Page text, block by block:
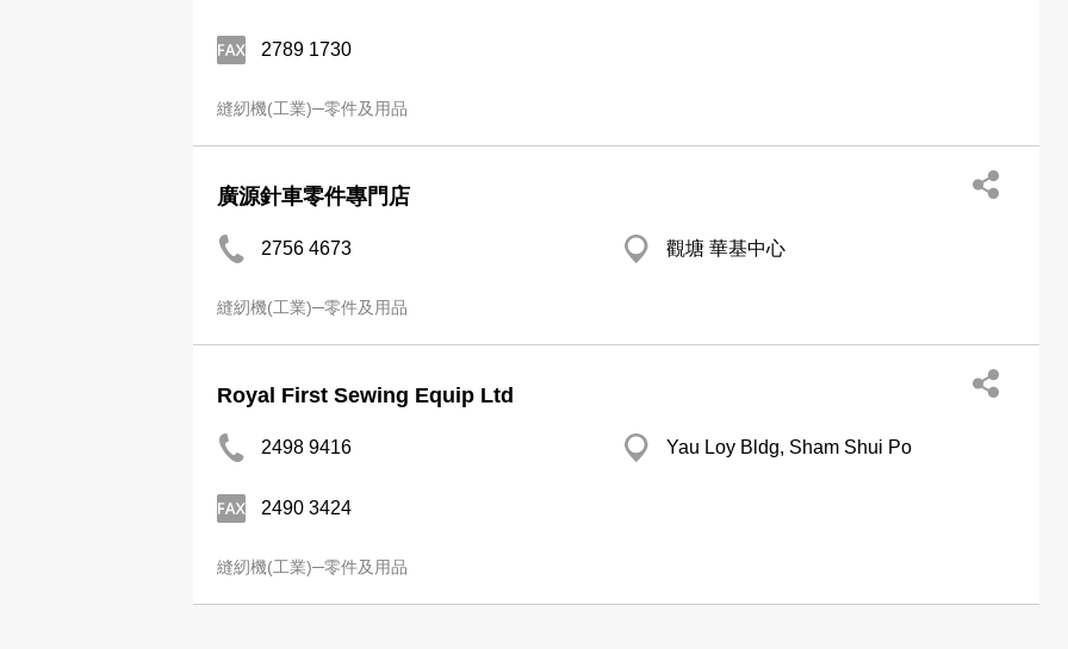
2789 1730
縫紉機(工業)─零件及用品
廣源針車零件專門店
2756 4673 觀塘 華基中心
縫紉機(工業)─零件及用品
Royal First Sewing Equip Ltd
2498 9416 Yau Loy Bldg, Sham Shui Po
2490 3424
縫紉機(工業)─零件及用品